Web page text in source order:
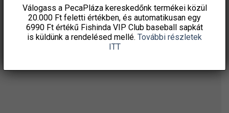
ÉRTESÜLJ ELSŐKÉNT! IRATKOZZ FEL A
HÍRLEVELÜNKRE!
Válogass a PecaPláza kereskedőnk termékei közül
20.000 Ft feletti értékben, és automatikusan egy
6990 Ft értékű Fishinda VIP Club baseball sapkát
is küldünk a rendelésed mellé. További részletek
ITT